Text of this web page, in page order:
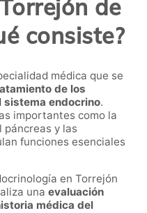
de
consiste?
médica que se
de los
sistema endocrino.
importantes como la
y las
funciones esenciales
en Torrejón
una evaluación
médica del